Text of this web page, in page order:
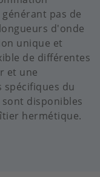
pas de
d'onde
unique et
de différentes
et une
du
disponibles
hermétique.